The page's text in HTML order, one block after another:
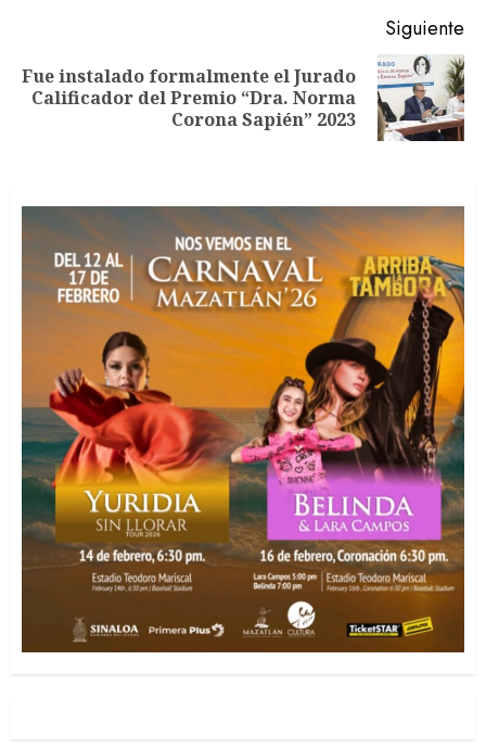
Siguiente
Siguiente
Fue instalado formalmente el Jurado
Calificador del Premio “Dra. Norma
Corona Sapién” 2023